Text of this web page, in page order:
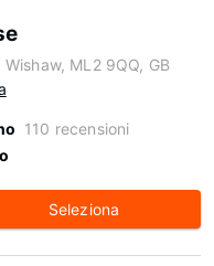
ML2 9QQ, GB
110 recensioni
Seleziona